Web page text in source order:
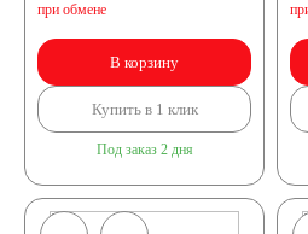
при обмене
В корзину
Купить в 1 клик
Под заказ 2 дня